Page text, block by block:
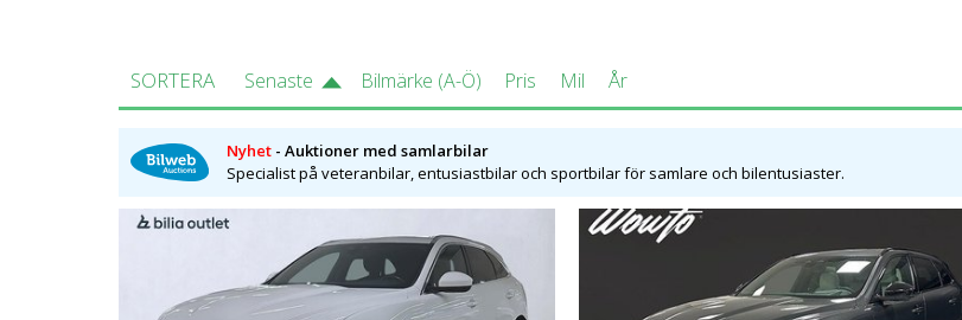
SORTERA Senaste Bilmärke (A-Ö) Pris Mil År
Nyhet- Auktioner med samlarbilar
Specialist på veteranbilar, entusiastbilar och sportbilar för samlare och bilentusiaster.